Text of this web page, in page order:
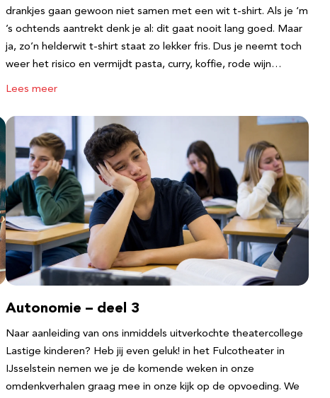
drankjes gaan gewoon niet samen met een wit t-shirt. Als je ‘m
’s ochtends aantrekt denk je al: dit gaat nooit lang goed. Maar
ja, zo’n helderwit t-shirt staat zo lekker fris. Dus je neemt toch
weer het risico en vermijdt pasta, curry, koffie, rode wijn…
Lees meer
Autonomie – deel 3
Naar aanleiding van ons inmiddels uitverkochte theatercollege
Lastige kinderen? Heb jij even geluk! in het Fulcotheater in
IJsselstein nemen we je de komende weken in onze
omdenkverhalen graag mee in onze kijk op de opvoeding. We